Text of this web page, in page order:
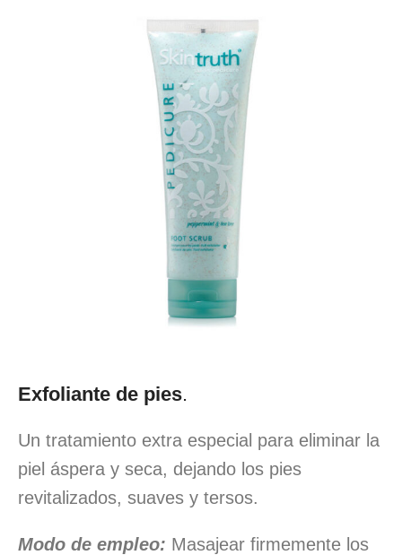
Exfoliante de pies.
Un tratamiento extra especial para eliminar la
piel áspera y seca, dejando los pies
revitalizados, suaves y tersos.
Modo de empleo: Masajear firmemente los